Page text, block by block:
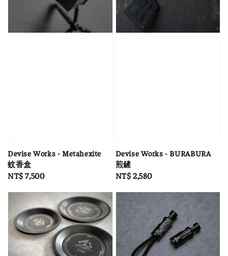
Devise Works - Metahexite
蚊香盒
Regular
NT$ 7,500
Devise Works - BURABURA
煎鏟
Regular
NT$ 2,580